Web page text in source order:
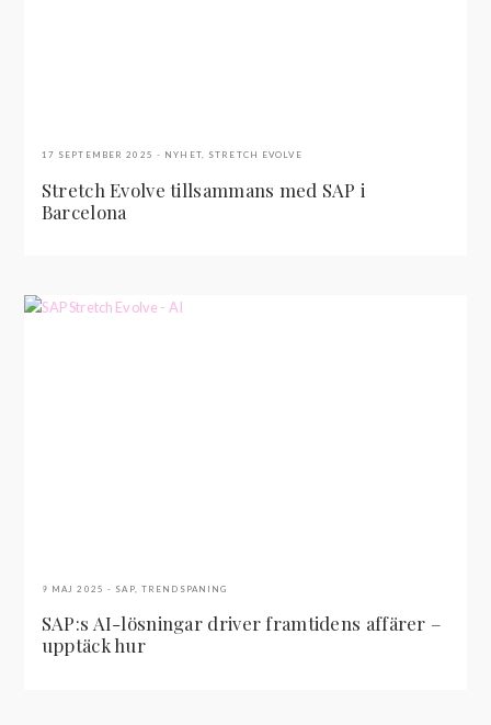
17 SEPTEMBER 2025 NYHET, STRETCH EVOLVE
Stretch Evolve tillsammans med SAP i
Barcelona
9 MAJ 2025 SAP, TRENDSPANING
SAP:s AI-lösningar driver framtidens affärer –
upptäck hur